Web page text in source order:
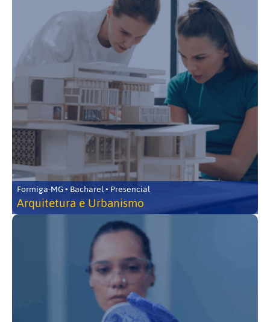
Formiga-MG • Bacharel • Presencial
Arquitetura e Urbanismo